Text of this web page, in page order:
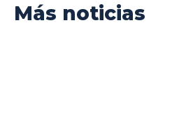
Más noticias